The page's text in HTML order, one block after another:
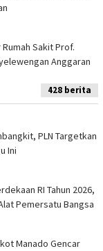
Sakit Prof.
Anggaran
428 berita
PLN Targetkan
Ini
RI Tahun 2026,
Pemersatu Bangsa
Manado Gencar